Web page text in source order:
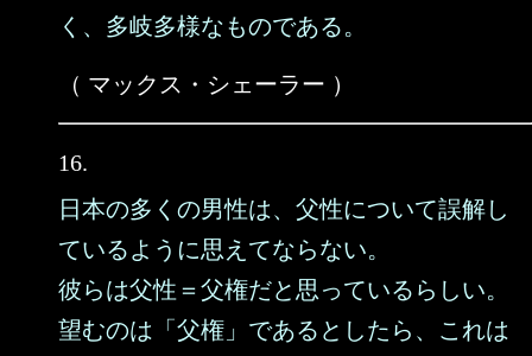
く、多岐多様なものである。
（ マックス・シェーラー ）
16.
日本の多くの男性は、父性について誤解し
ているように思えてならない。
彼らは父性＝父権だと思っているらしい。
望むのは「父権」であるとしたら、これは